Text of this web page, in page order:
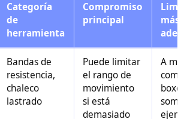
Categoría
de
herramienta
Compromiso
principal
más
Bandas de
resistencia,
chaleco
lastrado
Puede limitar
el rango de
movimiento
si está
demasiado
A